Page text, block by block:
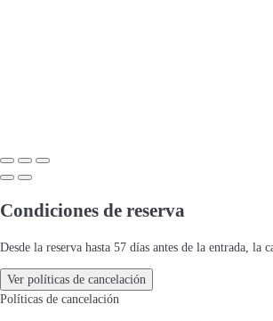
Condiciones de reserva
Desde la reserva hasta 57 días antes de la entrada, la
Ver políticas de cancelación
Políticas de cancelación